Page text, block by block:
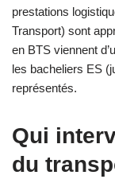
prestations
Transport) sont
en BTS viennent
les bacheliers ES
représentés.
Qui
du